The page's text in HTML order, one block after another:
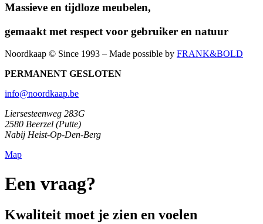
Massieve en tijdloze meubelen,
gemaakt met respect voor gebruiker en natuur
Noordkaap © Since 1993 – Made possible by FRANK&BOLD
PERMANENT GESLOTEN
info@noordkaap.be
Liersesteenweg 283G
2580 Beerzel (Putte)
Nabij Heist-Op-Den-Berg
Map
Een vraag?
Kwaliteit moet je zien en voelen